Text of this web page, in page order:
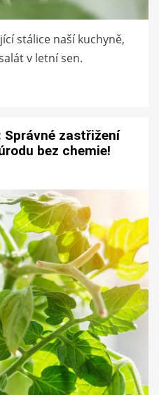
stálice naší kuchyně,
v letní sen.
zastřižení
bez chemie!